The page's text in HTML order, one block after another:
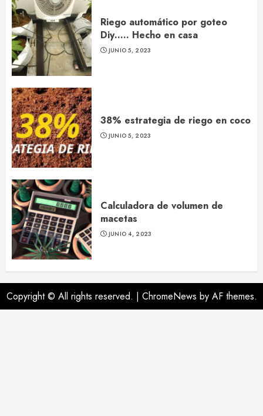
Riego automático por goteo
Diy….. Hecho en casa
JUNIO 5, 2023
38% estrategia de riego en coco
JUNIO 5, 2023
Calculadora de volumen de
macetas
JUNIO 4, 2023
Copyright © All rights reserved. | ChromeNews by AF themes.